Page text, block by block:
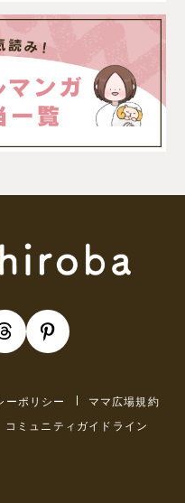
ーポリシー
ママ広場規約
コミュニティガイドライン